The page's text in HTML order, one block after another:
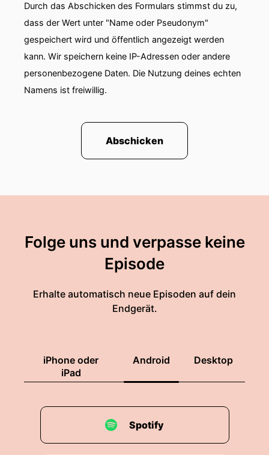
Durch das Abschicken des Formulars stimmst du zu,
dass der Wert unter "Name oder Pseudonym"
gespeichert wird und öffentlich angezeigt werden
kann. Wir speichern keine IP-Adressen oder andere
personenbezogene Daten. Die Nutzung deines echten
Namens ist freiwillig.
Abschicken
Folge uns und verpasse keine
Episode
Erhalte automatisch neue Episoden auf dein
Endgerät.
iPhone oder
iPad
Android Desktop
Spotify